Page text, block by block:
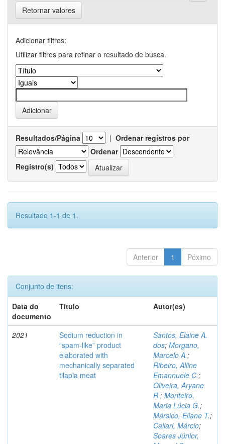
Retornar valores
Adicionar filtros:
Utilizar filtros para refinar o resultado de busca.
Resultados/Página | Ordenar registros por
Ordenar
Registro(s)
Resultado 1-1 de 1.
Anterior 1 Póximo
Conjunto de itens:
Data do
documento
Título Autor(es)
2021
Sodium reduction in
“spam-like” product
elaborated with
mechanically separated
tilapia meat
Santos, Elaine A.
dos; Morgano,
Marcelo A.;
Ribeiro, Alline
Emannuele C.;
Oliveira, Aryane
R.; Monteiro,
Maria Lúcia G.;
Mársico, Eliane T.;
Caliari, Márcio;
Soares Júnior,